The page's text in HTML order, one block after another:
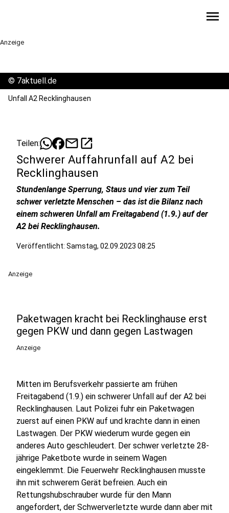
menu
Anzeige
© 7aktuell.de
Unfall A2 Recklinghausen
Teilen: mailopen_in_new
Schwerer Auffahrunfall auf A2 bei
Recklinghausen
Stundenlange Sperrung, Staus und vier zum Teil
schwer verletzte Menschen – das ist die Bilanz nach
einem schweren Unfall am Freitagabend (1.9.) auf der
A2 bei Recklinghausen.
Veröffentlicht: Samstag, 02.09.2023 08:25
Anzeige
Paketwagen kracht bei Recklinghause erst
gegen PKW und dann gegen Lastwagen
Anzeige
Mitten im Berufsverkehr passierte am frühen
Freitagabend (1.9.) ein schwerer Unfall auf der A2 bei
Recklinghausen. Laut Polizei fuhr ein Paketwagen
zuerst auf einen PKW auf und krachte dann in einen
Lastwagen. Der PKW wiederum wurde gegen ein
anderes Auto geschleudert. Der schwer verletzte 28-
jährige Paketbote wurde in seinem Wagen
eingeklemmt. Die Feuerwehr Recklinghausen musste
ihn mit schwerem Gerät befreien. Auch ein
Rettungshubschrauber wurde für den Mann
angefordert, der Schwerverletzte wurde dann aber mit